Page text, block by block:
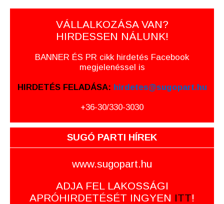
VÁLLALKOZÁSA VAN?
HIRDESSEN NÁLUNK!
BANNER ÉS PR cikk hirdetés Facebook
megjelenéssel is
HIRDETÉS FELADÁSA: hirdetes@sugopart.hu
+36-30/330-3030
SUGÓ PARTI HÍREK
www.sugopart.hu
ADJA FEL LAKOSSÁGI
APRÓHIRDETÉSÉT INGYEN ITT!